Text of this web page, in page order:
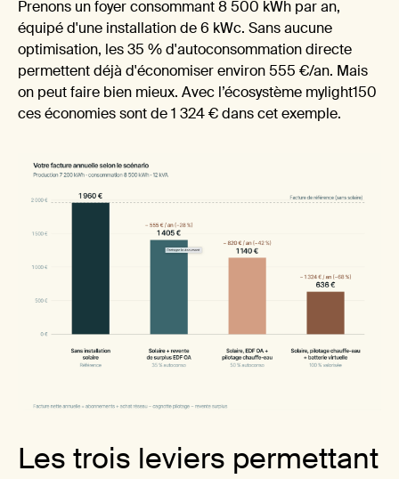
Prenons un foyer consommant 8 500 kWh par an,
équipé d'une installation de 6 kWc. Sans aucune
optimisation, les 35 % d'autoconsommation directe
permettent déjà d'économiser environ 555 €/an. Mais
on peut faire bien mieux. Avec l’écosystème mylight150
ces économies sont de 1 324 € dans cet exemple.
Les trois leviers permettant